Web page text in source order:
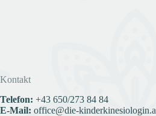
Kontakt
Telefon: +43 650/273 84 84
E-Mail: office@die-